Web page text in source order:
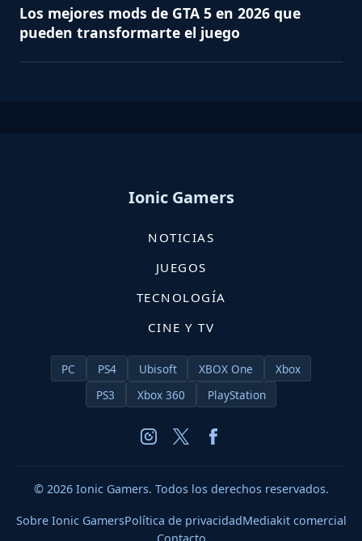
Los mejores mods de GTA 5 en 2026 que
pueden transformarte el juego
Ionic Gamers
NOTICIAS
JUEGOS
TECNOLOGÍA
CINE Y TV
PC PS4 Ubisoft XBOX One
Xbox
PS3
Xbox 360 PlayStation
© 2026 Ionic Gamers. Todos los derechos reservados.
Sobre Ionic GamersPolítica de privacidadMediakit comercial